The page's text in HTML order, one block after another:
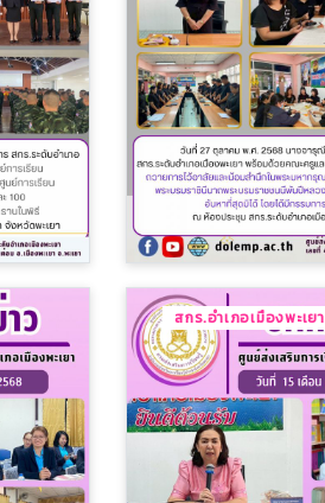
สกร.อำเภอเมืองพะเยา